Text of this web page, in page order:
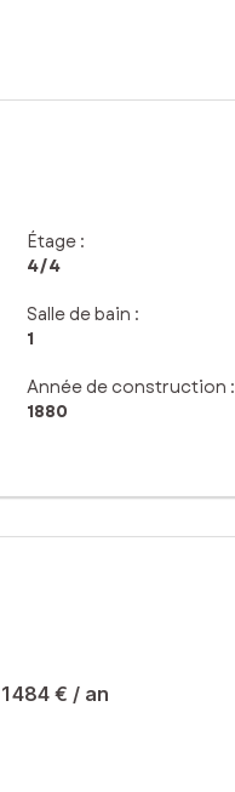
Étage :
4/4
Salle de bain :
1
Année de construction :
1880
1 484 € / an